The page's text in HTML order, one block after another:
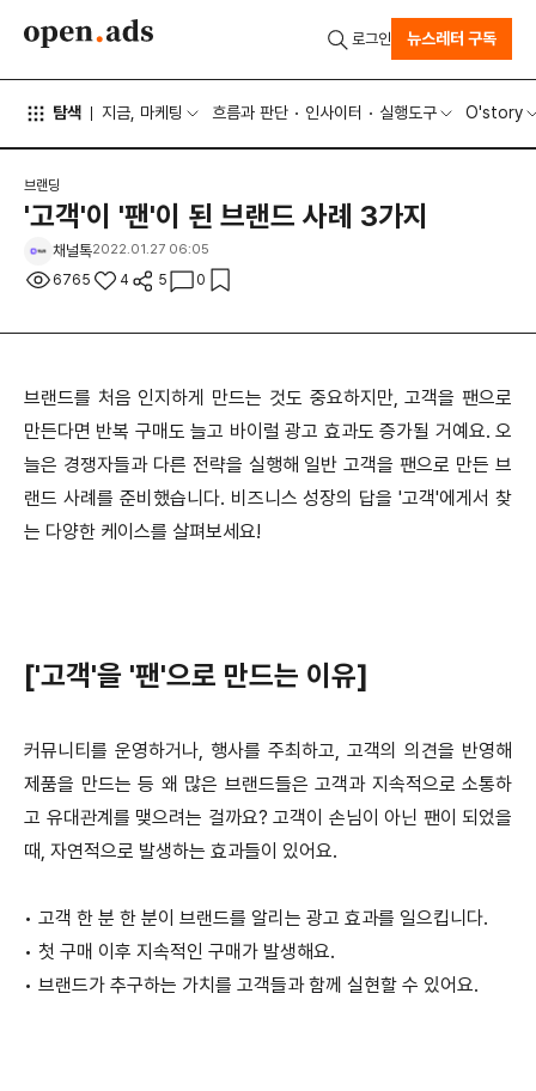
탐색 지금, 마케팅 흐름과 판단 인사이터 실행도구 O'story
로그인 뉴스레터 구독
브랜딩
'고객'이 '팬'이 된 브랜드 사례 3가지
채널톡2022.01.27 06:05
6765 4 5 0
브랜드를 처음 인지하게 만드는 것도 중요하지만, 고객을 팬으로
만든다면 반복 구매도 늘고 바이럴 광고 효과도 증가될 거예요. 오
늘은 경쟁자들과 다른 전략을 실행해 일반 고객을 팬으로 만든 브
랜드 사례를 준비했습니다. 비즈니스 성장의 답을 '고객'에게서 찾
는 다양한 케이스를 살펴보세요!
['고객'을 '팬'으로 만드는 이유]
커뮤니티를 운영하거나, 행사를 주최하고, 고객의 의견을 반영해
제품을 만드는 등 왜 많은 브랜드들은 고객과 지속적으로 소통하
고 유대관계를 맺으려는 걸까요? 고객이 손님이 아닌 팬이 되었을
때, 자연적으로 발생하는 효과들이 있어요.
• 고객 한 분 한 분이 브랜드를 알리는 광고 효과를 일으킵니다.
• 첫 구매 이후 지속적인 구매가 발생해요.
• 브랜드가 추구하는 가치를 고객들과 함께 실현할 수 있어요.